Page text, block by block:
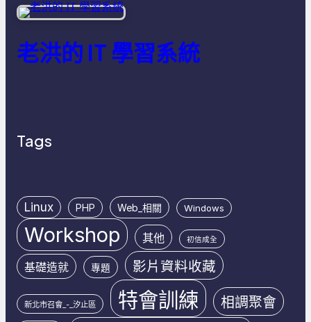
老洪的 IT 學習系統
Tags
Linux PHP Web_相關 Windows
Workshop 其他 初信成全
基礎造就 專題 影片資料收藏
新北市召會_-_汐止區 特會訓練 相調聚會